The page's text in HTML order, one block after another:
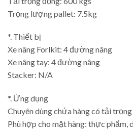
Trọng lượng pallet: 7.5kg
*. Thiết bị
Xe nâng Forlkit: 4 đường nâng
Xe nâng tay: 4 đường nâng
Stacker: N/A
*. Ứng dụng
Chuyên dùng chứa hàng có tải
Phù hợp cho mặt hàng: thực phẩm,